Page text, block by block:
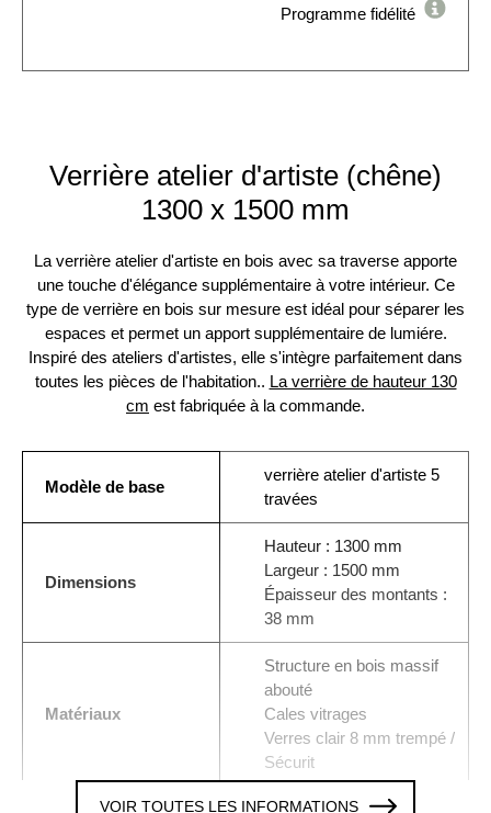
Programme fidélité
Verrière atelier d'artiste (chêne)
1300 x 1500 mm
La verrière atelier d'artiste en bois avec sa traverse apporte
une touche d'élégance supplémentaire à votre intérieur. Ce
type de verrière en bois sur mesure est idéal pour séparer les
espaces et permet un apport supplémentaire de lumiére.
Inspiré des ateliers d'artistes, elle s'intègre parfaitement dans
toutes les pièces de l'habitation.. La verrière de hauteur 130
cm est fabriquée à la commande.
Modèle de base
verrière atelier d'artiste 5
travées
Dimensions
Hauteur : 1300 mm
Largeur : 1500 mm
Épaisseur des montants :
38 mm
Matériaux
Structure en bois massif
abouté
Cales vitrages
Verres clair 8 mm trempé /
Sécurit
2 x 5 Verres trempé 8 mm
VOIR TOUTES LES INFORMATIONS